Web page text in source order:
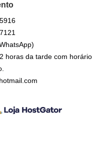
horas da tarde com horário